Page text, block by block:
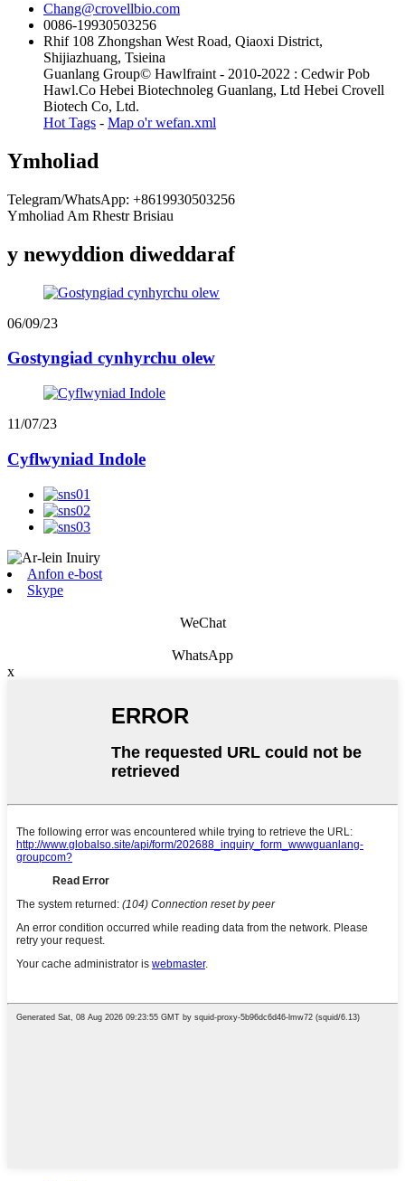
Chang@crovellbio.com
0086-19930503256
Rhif 108 Zhongshan West Road, Qiaoxi District,
Shijiazhuang, Tsieina
Guanlang Group© Hawlfraint - 2010-2022 : Cedwir Pob
Hawl.Co Hebei Biotechnoleg Guanlang, Ltd Hebei Crovell
Biotech Co, Ltd.
Hot Tags - Map o'r wefan.xml
Ymholiad
Telegram/WhatsApp: +8619930503256
Ymholiad Am Rhestr Brisiau
y newyddion diweddaraf
06/09/23
Gostyngiad cynhyrchu olew
11/07/23
Cyflwyniad Indole
Anfon e-bost
Skype
WeChat
WhatsApp
x